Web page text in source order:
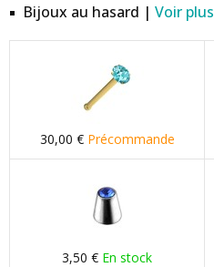
Bijoux au hasard | Voir plus
30,00 € Précommande
3,50 € En stock